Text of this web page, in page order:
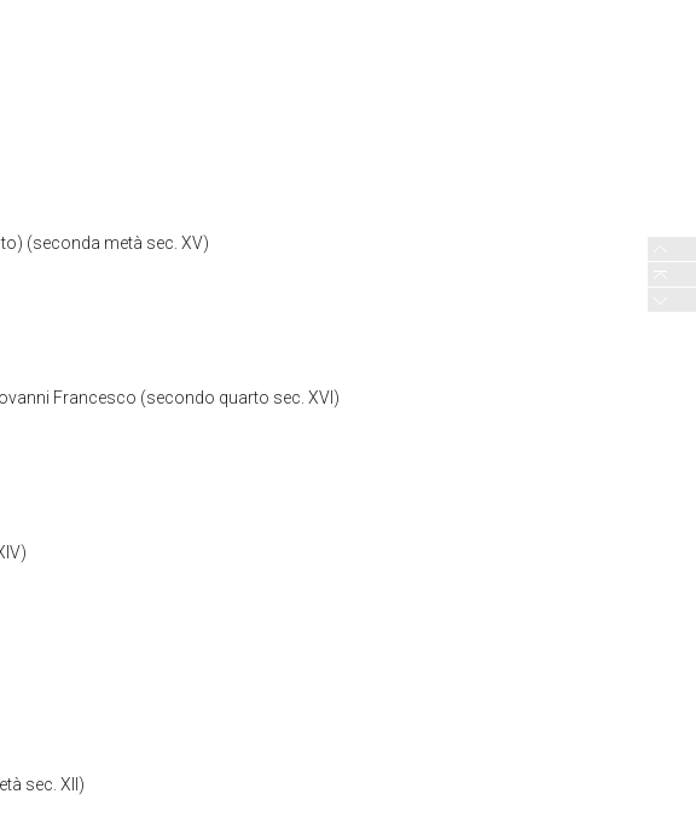
(seconda metà sec. XV)
Francesco (secondo quarto sec. XVI)
sec. XII)